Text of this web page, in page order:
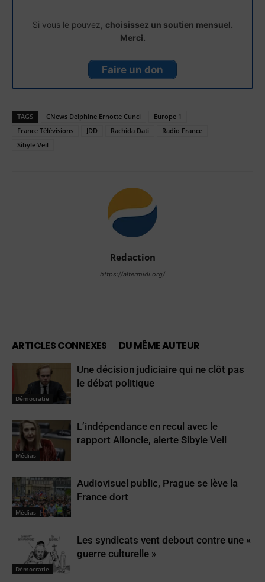
Si vous le pouvez, choisissez un soutien mensuel.
Merci.
Faire un don
TAGS CNews Delphine Ernotte Cunci
Europe 1
France Télévisions
JDD Rachida Dati
Radio France
Sibyle Veil
Redaction
https://altermidi.org/
ARTICLES CONNEXES DU MÊME AUTEUR
Démocratie
Une décision judiciaire qui ne clôt pas
le débat politique
Médias
L’indépendance en recul avec le
rapport Alloncle, alerte Sibyle Veil
Médias
Audiovisuel public, Prague se lève la
France dort
Démocratie
Les syndicats vent debout contre une «
guerre culturelle »